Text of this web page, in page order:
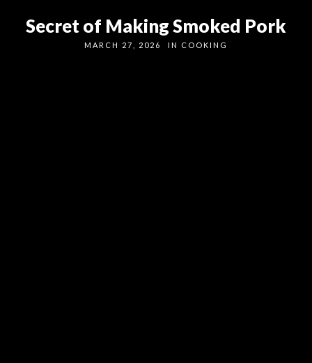
Secret of Making Smoked Pork
MARCH 27, 2026 IN COOKING